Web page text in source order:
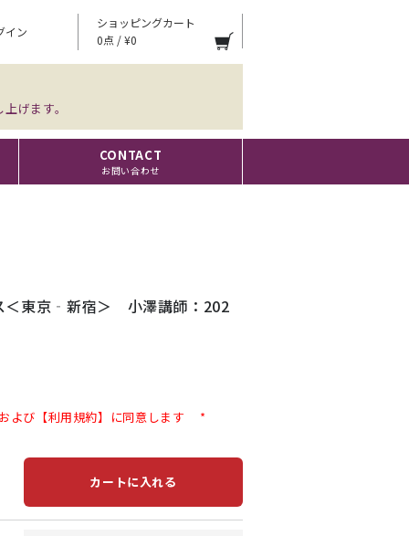
イン
ショッピングカート
0点 / ¥0
げます。
CONTACT
お問い合わせ
＜東京‐新宿＞ 小澤講師：202
よび【利用規約】に同意します *
カートに入れる